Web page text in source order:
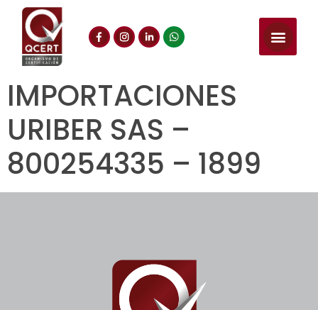
IMPORTACIONES
URIBER SAS –
800254335 – 1899